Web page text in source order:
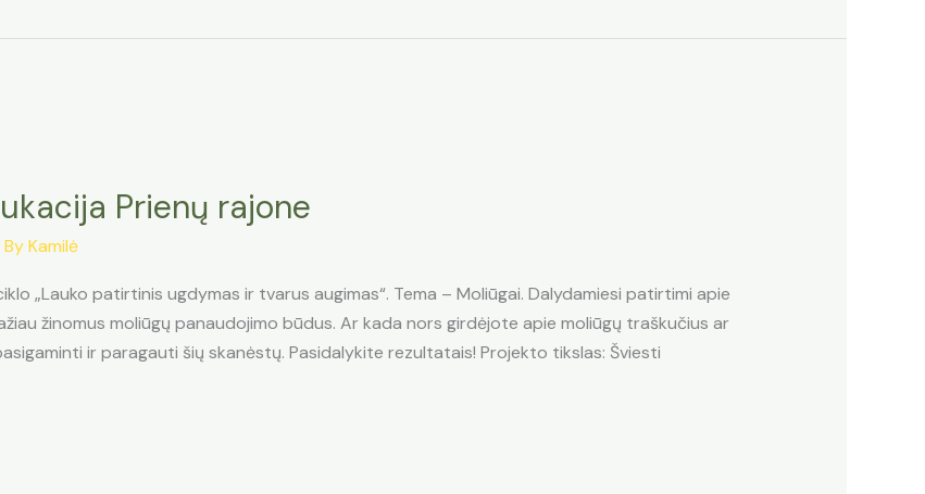
Prienų rajone
ByKamilė
„Lauko patirtinis ugdymas ir tvarus augimas“. Tema – Moliūgai. Dalydamiesi patirtimi apie
žinomus moliūgų panaudojimo būdus. Ar kada nors girdėjote apie moliūgų traškučius ar
ir paragauti šių skanėstų. Pasidalykite rezultatais! Projekto tikslas: Šviesti